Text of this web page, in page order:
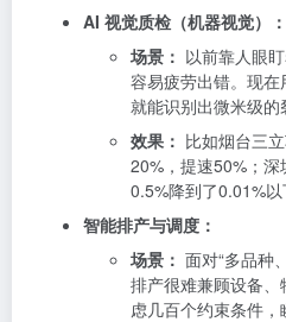
AI 视觉质检（机器视觉）：
场景： 以前靠人眼
容易疲劳出错。现
就能识别出微米级的
效果： 比如烟台三
20%，提速50%；
0.5%降到了0.01%
智能排产与调度：
场景： 面对“多品种
排产很难兼顾设备
虑几百个约束条件，